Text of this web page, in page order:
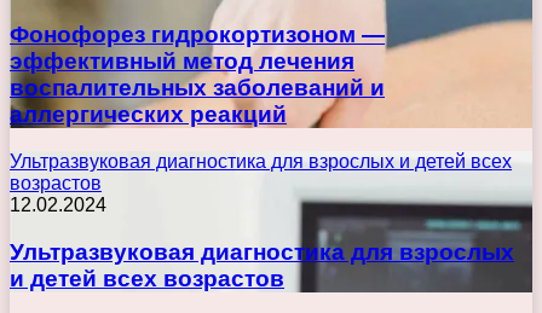
Фонофорез гидрокортизоном —
эффективный метод лечения
воспалительных заболеваний и
аллергических реакций
Ультразвуковая диагностика для взрослых и детей всех
возрастов
12.02.2024
Ультразвуковая диагностика для взрослых
и детей всех возрастов